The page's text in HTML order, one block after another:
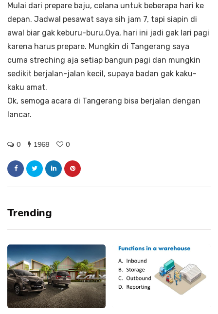
Mulai dari prepare baju, celana untuk beberapa hari ke
depan. Jadwal pesawat saya sih jam 7, tapi siapin di
awal biar gak keburu-buru.Oya, hari ini jadi gak lari pagi
karena harus prepare. Mungkin di Tangerang saya
cuma streching aja setiap bangun pagi dan mungkin
sedikit berjalan-jalan kecil, supaya badan gak kaku-
kaku amat.
Ok, semoga acara di Tangerang bisa berjalan dengan
lancar.
0 1968 0
Trending